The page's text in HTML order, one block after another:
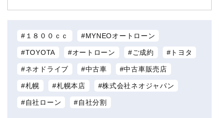
１８００ｃｃ MYNEOオートローン
TOYOTA オートローン ご成約 トヨタ
ネオドライブ 中古車 中古車販売店
札幌 札幌本店 株式会社ネオジャパン
自社ローン 自社分割